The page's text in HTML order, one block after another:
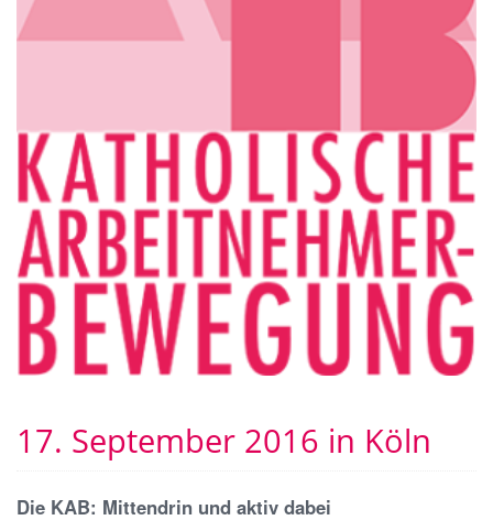
17. September 2016 in Köln
Die KAB: Mittendrin und aktiv dabei